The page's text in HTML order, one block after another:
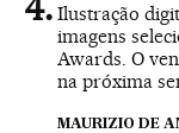
Ilustração
imagens
Awards. O
na próxima
MAURIZIO DE